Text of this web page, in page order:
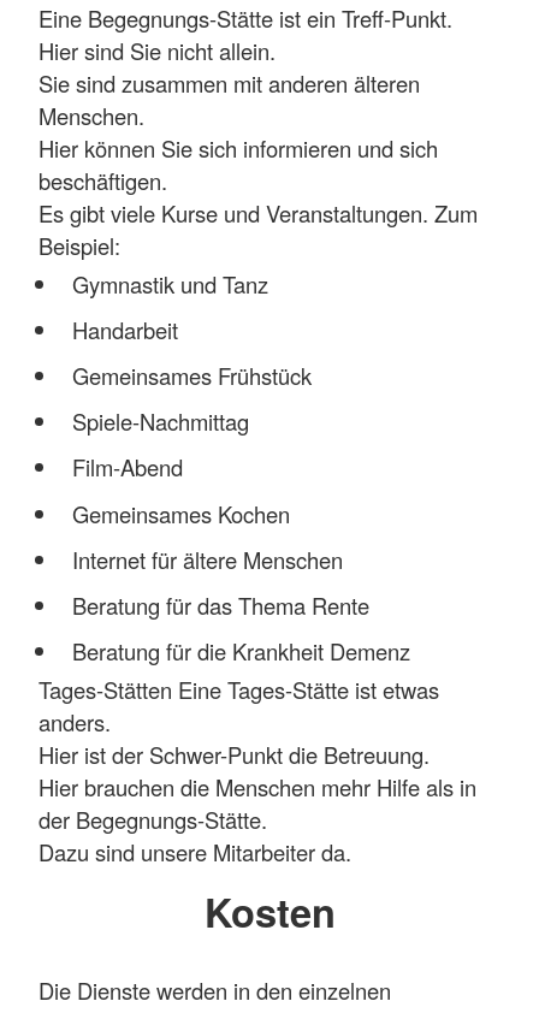
Eine Begegnungs-Stätte ist ein Treff-Punkt.
Hier sind Sie nicht allein.
Sie sind zusammen mit anderen älteren
Menschen.
Hier können Sie sich informieren und sich
beschäftigen.
Es gibt viele Kurse und Veranstaltungen. Zum
Beispiel:
Gymnastik und Tanz
Handarbeit
Gemeinsames Frühstück
Spiele-Nachmittag
Film-Abend
Gemeinsames Kochen
Internet für ältere Menschen
Beratung für das Thema Rente
Beratung für die Krankheit Demenz
Tages-Stätten Eine Tages-Stätte ist etwas
anders.
Hier ist der Schwer-Punkt die Betreuung.
Hier brauchen die Menschen mehr Hilfe als in
der Begegnungs-Stätte.
Dazu sind unsere Mitarbeiter da.
Kosten
Die Dienste werden in den einzelnen